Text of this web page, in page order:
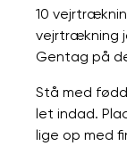
10
vejrtrækning
Gentag på
Stå med
let indad.
lige op med